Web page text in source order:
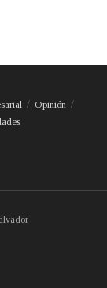
Opinión